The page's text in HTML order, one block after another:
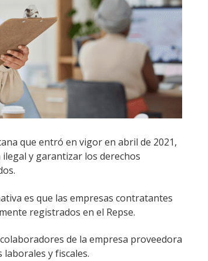
que entró en vigor en abril de 2021,
y garantizar los derechos
es que las empresas contratantes
registrados en el Repse.
de la empresa proveedora
y fiscales.